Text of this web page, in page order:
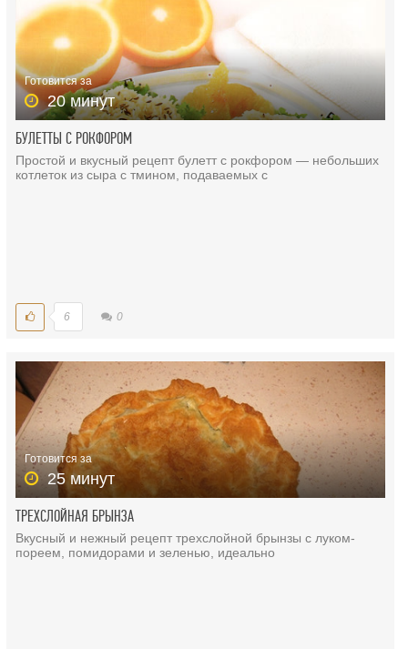
Готовится за
20 минут
БУЛЕТТЫ С РОКФОРОМ
Простой и вкусный рецепт булетт с рокфором — небольших
котлеток из сыра с тмином, подаваемых с
6 0
Готовится за
25 минут
ТРЕХСЛОЙНАЯ БРЫНЗА
Вкусный и нежный рецепт трехслойной брынзы с луком-
пореем, помидорами и зеленью, идеально